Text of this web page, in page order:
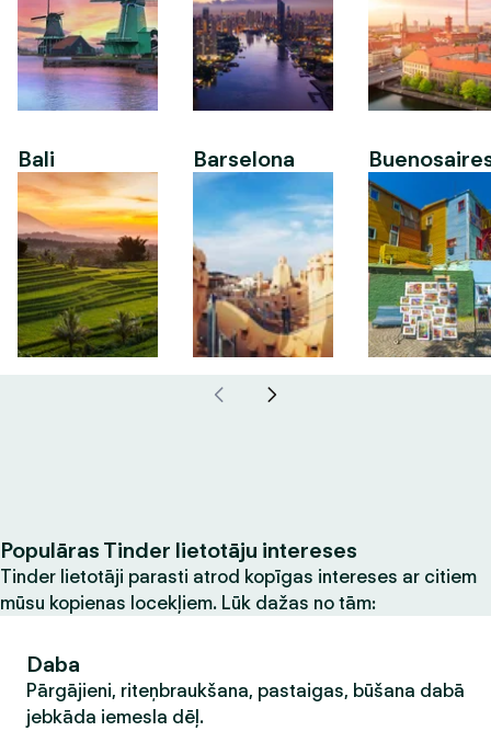
Bali Barselona
Populāras Tinder lietotāju intereses
Tinder lietotāji parasti atrod kopīgas intereses ar citiem
mūsu kopienas locekļiem. Lūk dažas no tām:
Daba
Pārgājieni, riteņbraukšana, pastaigas, būšana dabā
jebkāda iemesla dēļ.